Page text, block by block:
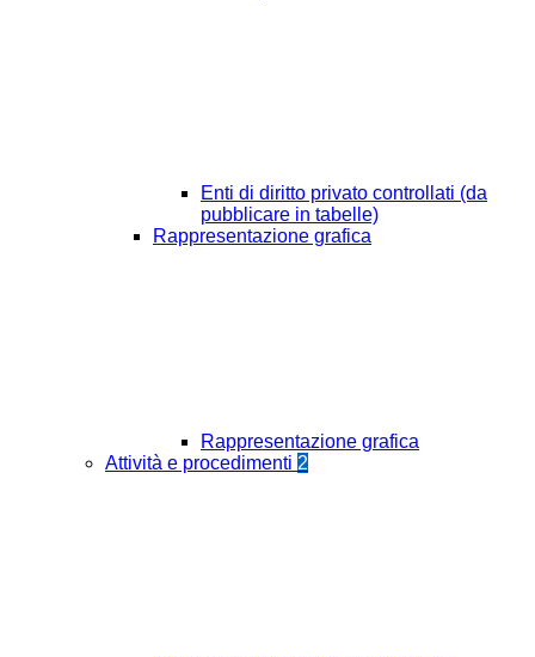
Enti di diritto privato controllati (da
pubblicare in tabelle)
Rappresentazione grafica
Rappresentazione grafica
Attività e procedimenti 2